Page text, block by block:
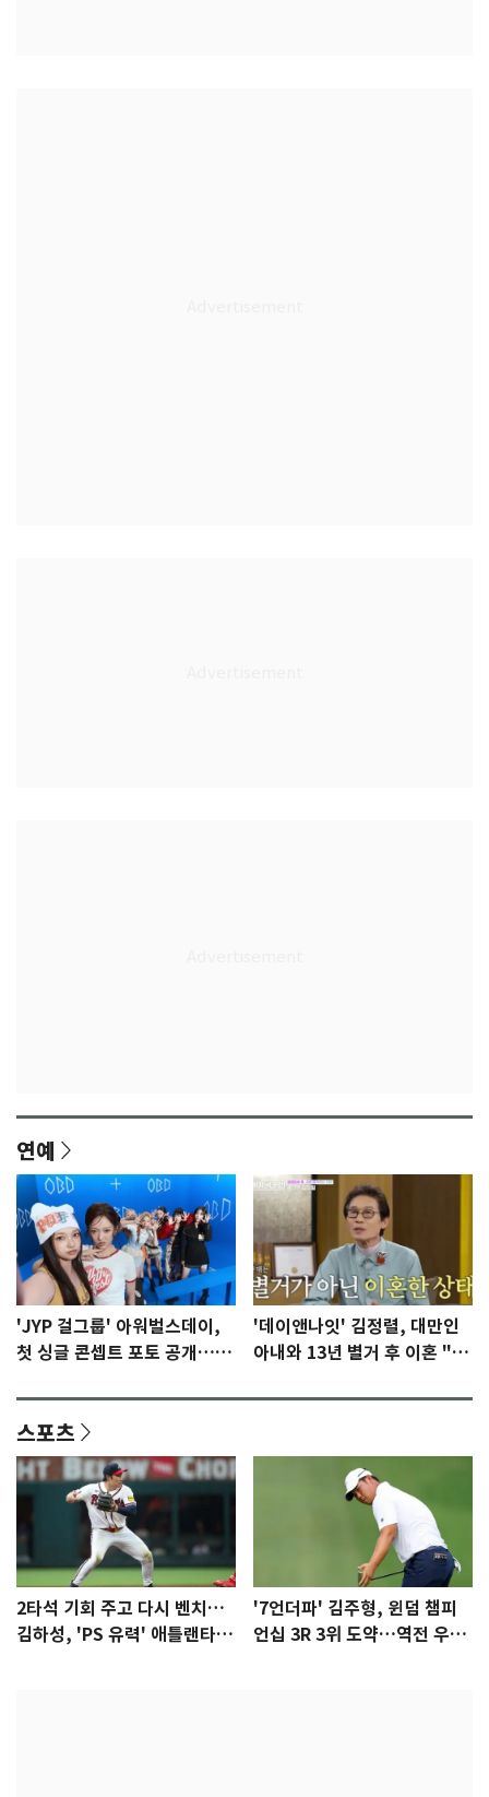
연예
'JYP 걸그룹' 아워벌스데이,
첫 싱글 콘셉트 포토 공개…청
'데이앤나잇' 김정렬, 대만인
아내와 13년 별거 후 이혼 "술
스포츠
2타석 기회 주고 다시 벤치…
김하성, 'PS 유력' 애틀랜타에
'7언더파' 김주형, 윈덤 챔피
언십 3R 3위 도약…역전 우승